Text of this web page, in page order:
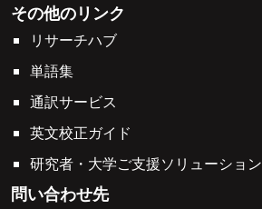
その他のリンク
リサーチハブ
単語集
通訳サービス
英文校正ガイド
研究者・大学ご支援ソリューション
問い合わせ先